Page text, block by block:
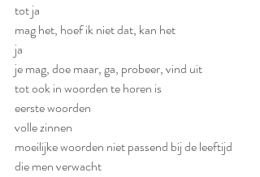
tot ja
mag het, hoef ik niet dat, kan het
ja
je mag, doe maar, ga, probeer, vind uit
tot ook in woorden te horen is
eerste woorden
volle zinnen
moeilijke woorden niet passend bij de leeftijd
die men verwacht